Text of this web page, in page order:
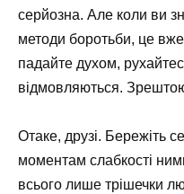
серйозна. Але коли ви
методи боротьби, це
падайте духом,
відмовляються.
Отаке, друзі. Бережіть
моментам слабкості
всього лише трішечки